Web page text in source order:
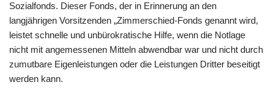
Sozialfonds. Dieser Fonds, der in Erinnerung an den
langjährigen Vorsitzenden „Zimmerschied-Fonds genannt wird,
leistet schnelle und unbürokratische Hilfe, wenn die Notlage
nicht mit angemessenen Mitteln abwendbar war und nicht durch
zumutbare Eigenleistungen oder die Leistungen Dritter beseitigt
werden kann.